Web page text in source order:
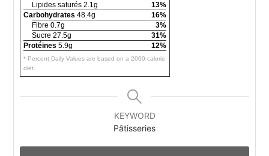
Lipides saturés 2.1g
13%
Carbohydrates 48.4g
16%
Fibre 0.7g
3%
Sucre 27.5g
31%
Protéines 5.9g 12%
* Percent Daily Values are based on a 2000 calorie
diet.
KEYWORD
Pâtisseries